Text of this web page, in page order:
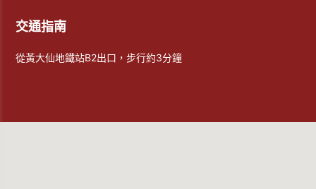
交通指南
從黃大仙地鐵站B2出口，步行約3分鐘